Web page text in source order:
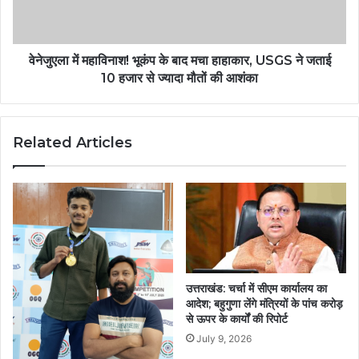
वेनेजुएला में महाविनाश! भूकंप के बाद मचा हाहाकार, USGS ने जताई
10 हजार से ज्यादा मौतों की आशंका
Related Articles
उत्तराखंड: चर्चा में सीएम कार्यालय का
आदेश; बहुगुणा लेंगे मंत्रियों के पांच करोड़
से ऊपर के कार्यों की रिपोर्ट
July 9, 2026